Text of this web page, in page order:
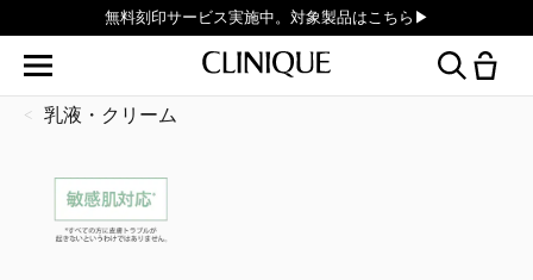
無料刻印サービス実施中。対象製品はこちら▶︎
乳液・クリーム